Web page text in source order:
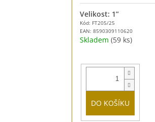
Kód: FT205/25
EAN: 8590309110620
Velikost: 1”
Skladem (59 ks)
DO KOŠÍKU